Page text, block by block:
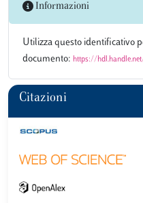
Informazioni
Utilizza questo identificativo
documento: https://
Citazioni